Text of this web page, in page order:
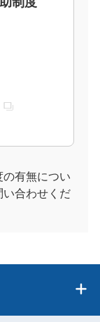
有無につい
合わせくだ